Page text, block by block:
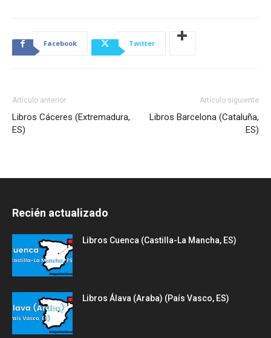
Facebook Twitter
Artículo anterior
Libros Cáceres (Extremadura,
ES)
Artículo siguiente
Libros Barcelona (Cataluña,
ES)
Recién actualizado
Libros Cuenca (Castilla-La Mancha, ES)
Libros Álava (Araba) (País Vasco, ES)